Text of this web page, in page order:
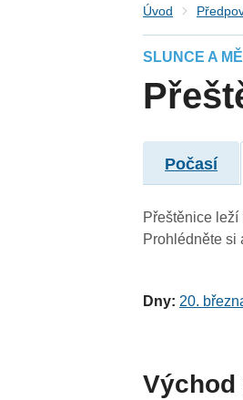
Úvod
SLUNCE A
Počasí
Přeštěnice leží
Prohlédněte si
Dny: 20.
Východ